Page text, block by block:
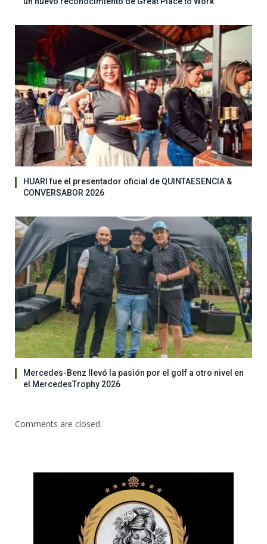
HUARI fue el presentador oficial de QUINTAESENCIA &
CONVERSABOR 2026
Mercedes-Benz llevó la pasión por el golf a otro nivel en
el MercedesTrophy 2026
Comments are closed.